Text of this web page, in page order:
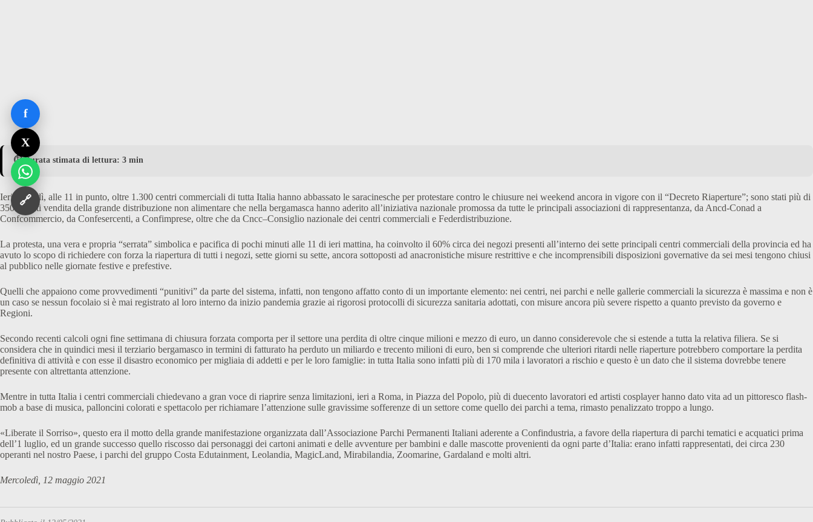
⏱️ Durata stimata di lettura: 3 min
Ieri martedì, alle 11 in punto, oltre 1.300 centri commerciali di tutta Italia hanno abbassato le saracinesche per protestare contro le chiusure nei weekend ancora in vigore con il “Decreto Riaperture”; sono stati più di
350 i punti vendita della grande distribuzione non alimentare che nella bergamasca hanno aderito all’iniziativa nazionale promossa da tutte le principali associazioni di rappresentanza, da Ancd-Conad a
Confcommercio, da Confesercenti, a Confimprese, oltre che da Cncc–Consiglio nazionale dei centri commerciali e Federdistribuzione.
La protesta, una vera e propria “serrata” simbolica e pacifica di pochi minuti alle 11 di ieri mattina, ha coinvolto il 60% circa dei negozi presenti all’interno dei sette principali centri commerciali della provincia ed ha
avuto lo scopo di richiedere con forza la riapertura di tutti i negozi, sette giorni su sette, ancora sottoposti ad anacronistiche misure restrittive e che incomprensibili disposizioni governative da sei mesi tengono chiusi
al pubblico nelle giornate festive e prefestive.
Quelli che appaiono come provvedimenti “punitivi” da parte del sistema, infatti, non tengono affatto conto di un importante elemento: nei centri, nei parchi e nelle gallerie commerciali la sicurezza è massima e non è
un caso se nessun focolaio si è mai registrato al loro interno da inizio pandemia grazie ai rigorosi protocolli di sicurezza sanitaria adottati, con misure ancora più severe rispetto a quanto previsto da governo e
Regioni.
Secondo recenti calcoli ogni fine settimana di chiusura forzata comporta per il settore una perdita di oltre cinque milioni e mezzo di euro, un danno considerevole che si estende a tutta la relativa filiera. Se si
considera che in quindici mesi il terziario bergamasco in termini di fatturato ha perduto un miliardo e trecento milioni di euro, ben si comprende che ulteriori ritardi nelle riaperture potrebbero comportare la perdita
definitiva di attività e con esse il disastro economico per migliaia di addetti e per le loro famiglie: in tutta Italia sono infatti più di 170 mila i lavoratori a rischio e questo è un dato che il sistema dovrebbe tenere
presente con altrettanta attenzione.
Mentre in tutta Italia i centri commerciali chiedevano a gran voce di riaprire senza limitazioni, ieri a Roma, in Piazza del Popolo, più di duecento lavoratori ed artisti cosplayer hanno dato vita ad un pittoresco flash-
mob a base di musica, palloncini colorati e spettacolo per richiamare l’attenzione sulle gravissime sofferenze di un settore come quello dei parchi a tema, rimasto penalizzato troppo a lungo.
«Liberate il Sorriso», questo era il motto della grande manifestazione organizzata dall’Associazione Parchi Permanenti Italiani aderente a Confindustria, a favore della riapertura di parchi tematici e acquatici prima
dell’1 luglio, ed un grande successo quello riscosso dai personaggi dei cartoni animati e delle avventure per bambini e dalle mascotte provenienti da ogni parte d’Italia: erano infatti rappresentati, dei circa 230
operanti nel nostro Paese, i parchi del gruppo Costa Edutainment, Leolandia, MagicLand, Mirabilandia, Zoomarine, Gardaland e molti altri.
Mercoledì, 12 maggio 2021
f
X
🔗